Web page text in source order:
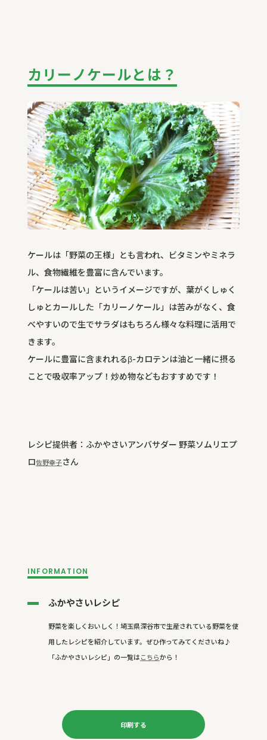
カリーノケールとは？
ケールは「野菜の王様」とも言われ、ビタミンやミネラ
ル、食物繊維を豊富に含んでいます。
「ケールは苦い」というイメージですが、葉がくしゅく
しゅとカールした「カリーノケール」は苦みがなく、食
べやすいので生でサラダはもちろん様々な料理に活用で
きます。
ケールに豊富に含まれれるβ-カロテンは油と一緒に摂る
ことで吸収率アップ！炒め物などもおすすめです！
レシピ提供者：ふかやさいアンバサダー 野菜ソムリエプ
ロ佐野幸子さん
INFORMATION
ふかやさいレシピ
野菜を楽しくおいしく！埼玉県深谷市で生産されている野菜を使
用したレシピを紹介しています。ぜひ作ってみてくださいね♪
「ふかやさいレシピ」の一覧はこちらから！
印刷する